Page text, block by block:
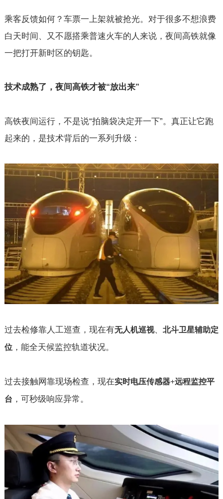
乘客反馈如何？车票一上架就被抢光。对于很多不想浪费
白天时间、又不愿搭乘普速火车的人来说，夜间高铁就像
一把打开新时区的钥匙。
技术成熟了，夜间高铁才被“放出来”
高铁夜间运行，不是说“拍脑袋决定开一下”。真正让它跑
起来的，是技术背后的一系列升级：
过去检修靠人工巡查，现在有无人机巡视、 北斗卫星辅助定
位，能全天候监控轨道状况。
过去接触网靠现场检查，现在实时电压传感器+远程监控平
台 ，可秒级响应异常。